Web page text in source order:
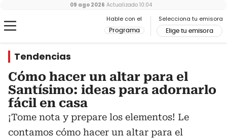
Hable con el
Programa
Selecciona tu emisora
Elige tu emisora
09 ago 2026 Actualizado 10:04
Tendencias
Cómo hacer un altar para el
Santísimo: ideas para adornarlo
fácil en casa
¡Tome nota y prepare los elementos! Le
contamos cómo hacer un altar para el